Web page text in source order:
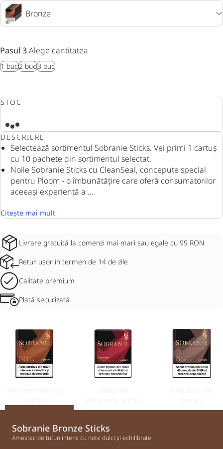
Bronze
Pasul 3Alege cantitatea
1 buc2 buc3 buc
STOC
DESCRIERE
Selectează sortimentul Sobranie Sticks. Vei primi 1 cartuș
cu 10 pachete din sortimentul selectat.
Noile Sobranie Sticks cu CleanSeal, concepute special
pentru Ploom - o îmbunătățire care oferă consumatorilor
aceeași experiență a ...
Citește mai mult
Livrare gratuită la comenzi mai mari sau egale cu 99 RON
Retur ușor în termen de 14 de zile
Calitate premium
Plată securizată
Sobranie Bronze Sticks
Amestec de tutun intens cu note dulci și echilibrate.